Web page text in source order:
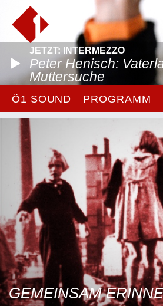
JETZT: INTERMEZZO
Peter Henisch:
Muttersuche
Ö1 SOUND PROGRAMM
GEMEINSAM